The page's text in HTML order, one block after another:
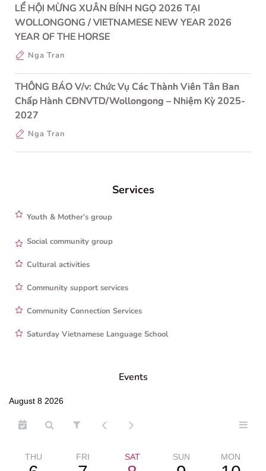
LỂ HỘI MỪNG XUÂN BÍNH NGỌ 2026 TẠI
WOLLONGONG / VIETNAMESE NEW YEAR 2026
YEAR OF THE HORSE
Nga Tran
THÔNG BÁO V/v: Chức Vụ Các Thành Viên Tân Ban
Chấp Hành CĐNVTD/Wollongong – Nhiệm Kỳ 2025-
2027
Nga Tran
Services
Youth & Mother’s group
Social community group
Cultural activities
Community support services
Community Connection Services
Saturday Vietnamese Language School
Events
August 8 2026
THU FRI SAT SUN MON